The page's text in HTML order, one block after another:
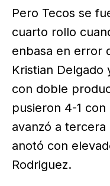
Pero Tecos se
cuarto rollo
enbasa en error
Kristian Delgado
con doble
pusieron 4-1 con
avanzó a
anotó con
Rodriguez.